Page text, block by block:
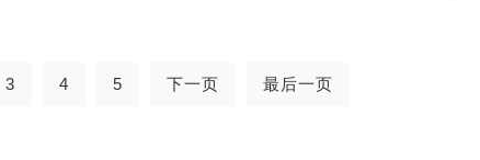
3 4 5 下一页 最后一页